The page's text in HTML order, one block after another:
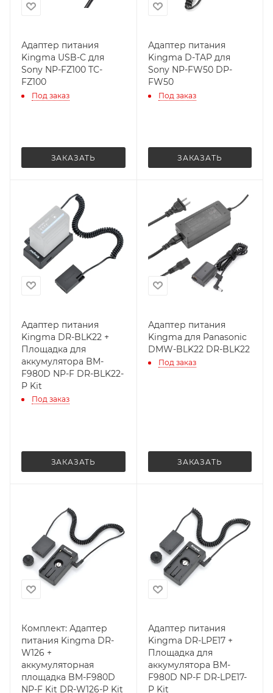
Адаптер питания
Kingma USB-C для
Sony NP-FZ100 TC-
FZ100
Под заказ
ЗАКАЗАТЬ
Адаптер питания
Kingma D-TAP для
Sony NP-FW50 DP-
FW50
Под заказ
ЗАКАЗАТЬ
Адаптер питания
Kingma DR-BLK22 +
Площадка для
аккумулятора BM-
F980D NP-F DR-BLK22-
P Kit
Под заказ
ЗАКАЗАТЬ
Адаптер питания
Kingma для Panasonic
DMW-BLK22 DR-BLK22
Под заказ
ЗАКАЗАТЬ
Комплект: Адаптер
питания Kingma DR-
W126 +
аккумуляторная
площадка BM-F980D
NP-F Kit DR-W126-P Kit
Адаптер питания
Kingma DR-LPE17 +
Площадка для
аккумулятора BM-
F980D NP-F DR-LPE17-
P Kit